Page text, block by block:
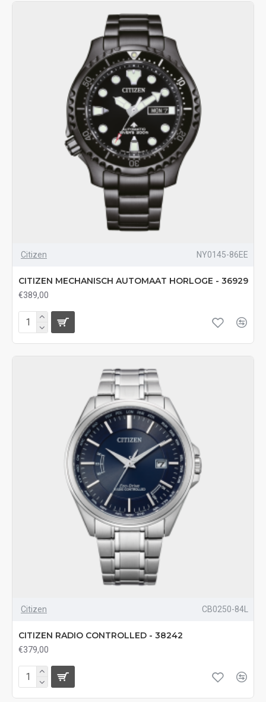
Citizen NY0145-86EE
CITIZEN MECHANISCH AUTOMAAT HORLOGE - 36929
€389,00
Citizen CB0250-84L
CITIZEN RADIO CONTROLLED - 38242
€379,00